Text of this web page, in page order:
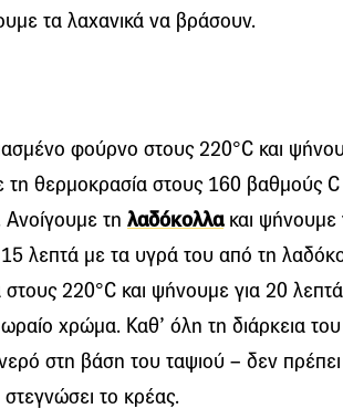
τα λαχανικά να βράσουν.
φούρνο στους 220°C και
θερμοκρασία στους 160 βαθμούς
τη λαδόκολλακαι ψήνουμε
λεπτά με τα υγρά του από τη
220°C και ψήνουμε για 20
χρώμα. Καθ’ όλη τη διάρκεια του
στη βάση του ταψιού – δεν
στεγνώσει το κρέας.